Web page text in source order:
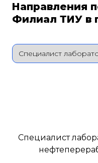
Направления
Филиал ТИУ в
Специалист